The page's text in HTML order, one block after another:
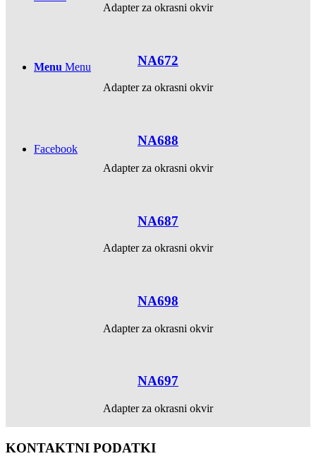
Menu Menu
Facebook
Adapter za okrasni okvir
NA672
Adapter za okrasni okvir
NA688
Adapter za okrasni okvir
NA687
Adapter za okrasni okvir
NA698
Adapter za okrasni okvir
NA697
Adapter za okrasni okvir
KONTAKTNI PODATKI